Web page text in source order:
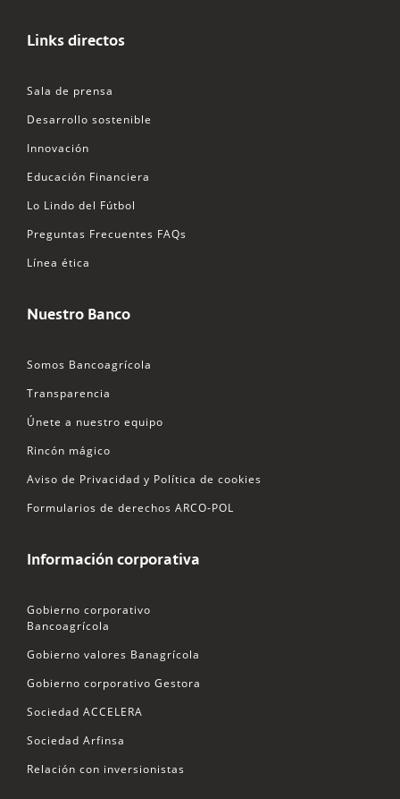
Links directos
Sala de prensa
Desarrollo sostenible
Innovación
Educación Financiera
Lo Lindo del Fútbol
Preguntas Frecuentes FAQs
Línea ética
Nuestro Banco
Somos Bancoagrícola
Transparencia
Únete a nuestro equipo
Rincón mágico
Aviso de Privacidad y Política de cookies
Formularios de derechos ARCO-POL
Información corporativa
Gobierno corporativo
Bancoagrícola
Gobierno valores Banagrícola
Gobierno corporativo Gestora
Sociedad ACCELERA
Sociedad Arfinsa
Relación con inversionistas